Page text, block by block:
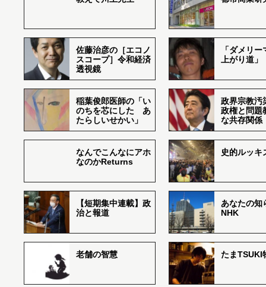
佐藤治彦の［エコノ
スコープ］令和経済
透視鏡
「ダメリ
上がり道」
稲葉俊郎医師の「い
のちを芯にした あ
たらしいせかい」
政界宗教汚
政権と問題
な共存関係
なんでこんなにアホ
なのかReturns
史的ルッキ
【短期集中連載】政
治と報道
あなたの知
NHK
老舗の智慧 たまTSUKI